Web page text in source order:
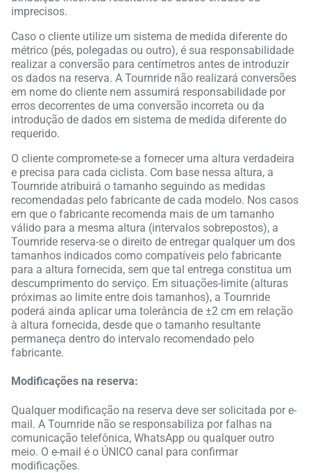
imprecisos.
Caso o cliente utilize um sistema de medida diferente do
métrico (pés, polegadas ou outro), é sua responsabilidade
realizar a conversão para centímetros antes de introduzir
os dados na reserva. A Tournride não realizará conversões
em nome do cliente nem assumirá responsabilidade por
erros decorrentes de uma conversão incorreta ou da
introdução de dados em sistema de medida diferente do
requerido.
O cliente compromete-se a fornecer uma altura verdadeira
e precisa para cada ciclista. Com base nessa altura, a
Tournride atribuirá o tamanho seguindo as medidas
recomendadas pelo fabricante de cada modelo. Nos casos
em que o fabricante recomenda mais de um tamanho
válido para a mesma altura (intervalos sobrepostos), a
Tournride reserva-se o direito de entregar qualquer um dos
tamanhos indicados como compatíveis pelo fabricante
para a altura fornecida, sem que tal entrega constitua um
descumprimento do serviço. Em situações-limite (alturas
próximas ao limite entre dois tamanhos), a Tournride
poderá ainda aplicar uma tolerância de ±2 cm em relação
à altura fornecida, desde que o tamanho resultante
permaneça dentro do intervalo recomendado pelo
fabricante.
Modificações na reserva:
Qualquer modificação na reserva deve ser solicitada por e-
mail. A Tournride não se responsabiliza por falhas na
comunicação telefônica, WhatsApp ou qualquer outro
meio. O e-mail é o ÚNICO canal para confirmar
modificações.